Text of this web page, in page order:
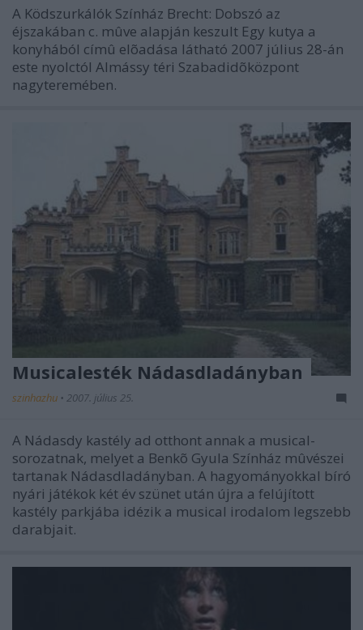
A Ködszurkálók Színház Brecht: Dobszó az
éjszakában c. mûve alapján keszult Egy kutya a
konyhából címû elõadása látható 2007 július 28-án
este nyolctól Almássy téri Szabadidõközpont
nagyteremében.
Musicalesték Nádasdladányban
szinhazhu • 2007. július 25.
A Nádasdy kastély ad otthont annak a musical-
sorozatnak, melyet a Benkõ Gyula Színház mûvészei
tartanak Nádasdladányban. A hagyományokkal bíró
nyári játékok két év szünet után újra a felújított
kastély parkjába idézik a musical irodalom legszebb
darabjait.